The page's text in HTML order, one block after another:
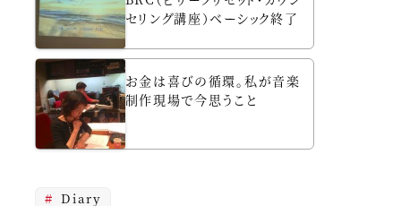
セリング講座）ベーシック終了
お金は喜びの循環。私が音楽
制作現場で今思うこと
Diary